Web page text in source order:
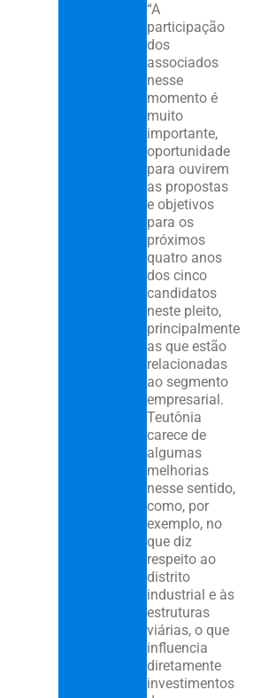
“A
participação
dos
associados
nesse
momento é
muito
importante,
oportunidade
para ouvirem
as propostas
e objetivos
para os
próximos
quatro anos
dos cinco
candidatos
neste pleito,
principalmente
as que estão
relacionadas
ao segmento
empresarial.
Teutônia
carece de
algumas
melhorias
nesse sentido,
como, por
exemplo, no
que diz
respeito ao
distrito
industrial e às
estruturas
viárias, o que
influencia
diretamente
investimentos